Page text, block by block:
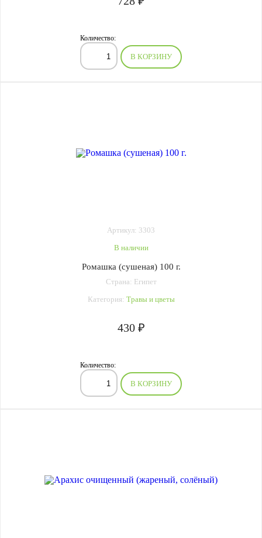
Количество:
В КОРЗИНУ
Артикул: 3303
В наличии
Ромашка (сушеная) 100 г.
Страна: Египет
Категория: Травы и цветы
430 ₽
Количество:
В КОРЗИНУ